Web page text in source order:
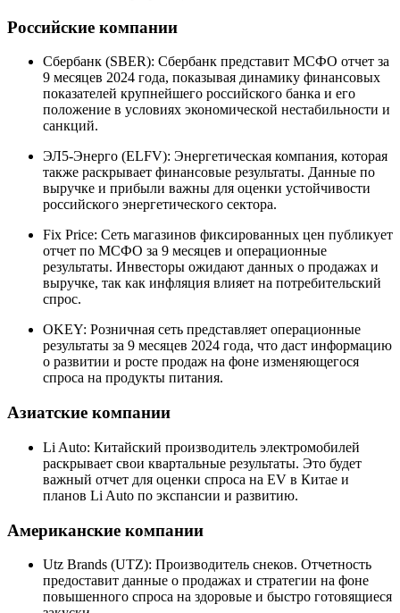
Российские компании
Сбербанк (SBER): Сбербанк представит МСФО отчет за
9 месяцев 2024 года, показывая динамику финансовых
показателей крупнейшего российского банка и его
положение в условиях экономической нестабильности и
санкций.
ЭЛ5-Энерго (ELFV): Энергетическая компания, которая
также раскрывает финансовые результаты. Данные по
выручке и прибыли важны для оценки устойчивости
российского энергетического сектора.
Fix Price: Сеть магазинов фиксированных цен публикует
отчет по МСФО за 9 месяцев и операционные
результаты. Инвесторы ожидают данных о продажах и
выручке, так как инфляция влияет на потребительский
спрос.
OKEY: Розничная сеть представляет операционные
результаты за 9 месяцев 2024 года, что даст информацию
о развитии и росте продаж на фоне изменяющегося
спроса на продукты питания.
Азиатские компании
Li Auto: Китайский производитель электромобилей
раскрывает свои квартальные результаты. Это будет
важный отчет для оценки спроса на EV в Китае и
планов Li Auto по экспансии и развитию.
Американские компании
Utz Brands (UTZ): Производитель снеков. Отчетность
предоставит данные о продажах и стратегии на фоне
повышенного спроса на здоровые и быстро готовящиеся